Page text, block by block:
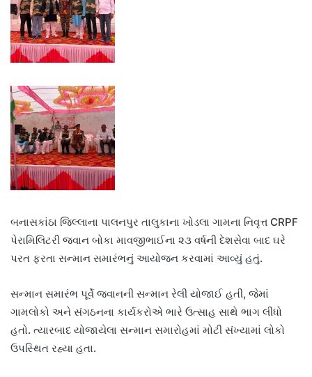
બનાસકાંઠા જિલ્લાના પાલનપુર તાલુકાના ખોડલા ગામના નિવૃત્ત CRPF
પેરામિલિટરી જવાન બોકા માવજીભાઈના ૨૩ વર્ષની દેશસેવા બાદ ઘરે
પરત ફરતા સન્માન સમારંભનું આયોજન કરવામાં આવ્યું હતું.
સન્માન સમારંભ પૂર્વે જવાનની સન્માન રેલી યોજાઈ હતી, જેમાં
ગામલોકો અને સંગઠનના કાર્યકરોએ ભારે ઉત્સાહ સાથે ભાગ લીધો
હતો. ત્યારબાદ યોજાયેલા સન્માન સમારોહમાં મોટી સંખ્યામાં લોકો
ઉપસ્થિત રહ્યા હતા.